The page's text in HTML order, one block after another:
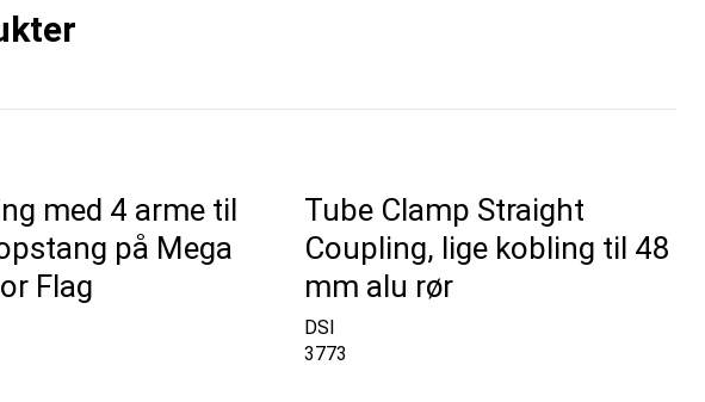
med 4 arme til
på Mega
Flag
Tube Clamp Straight
Coupling, lige kobling til 48
mm alu rør
DSI
3773